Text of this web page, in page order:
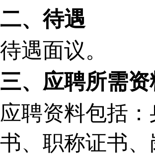
二、待遇
待遇面议。
三、应聘所需资
应聘资料包括
书、职称证书